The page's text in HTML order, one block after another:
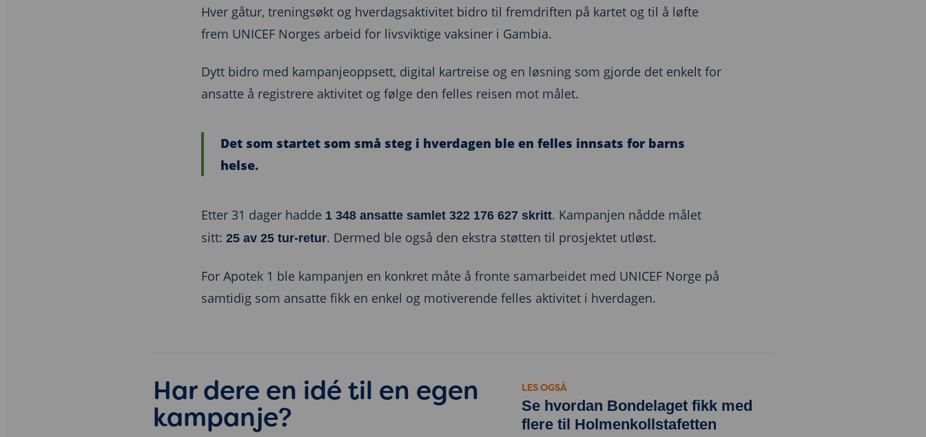
Hver gåtur, treningsøkt og hverdagsaktivitet bidro til fremdriften på kartet og til å løfte
frem UNICEF Norges arbeid for livsviktige vaksiner i Gambia.
Dytt bidro med kampanjeoppsett, digital kartreise og en løsning som gjorde det enkelt for
ansatte å registrere aktivitet og følge den felles reisen mot målet.
Det som startet som små steg i hverdagen ble en felles innsats for barns
helse.
Etter 31 dager hadde 1 348 ansatte samlet 322 176 627 skritt. Kampanjen nådde målet
sitt: 25 av 25 tur-retur. Dermed ble også den ekstra støtten til prosjektet utløst.
For Apotek 1 ble kampanjen en konkret måte å fronte samarbeidet med UNICEF Norge på
samtidig som ansatte fikk en enkel og motiverende felles aktivitet i hverdagen.
Har dere en idé til en egen
kampanje?
LES OGSÅ
Se hvordan Bondelaget fikk med
flere til Holmenkollstafetten